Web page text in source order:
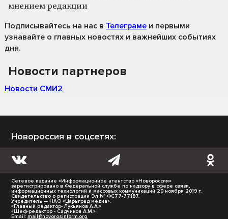
мнением редакции
Подписывайтесь на нас в Телеграме и первыми
узнавайте о главных новостях и важнейших событиях
дня.
Новости партнеров
Новости СМИ2
Новороссия в соцсетях:
Сетевое издание «Информационное агентство «Новороссия»
зарегистрировано в Федеральной службе по надзору в сфере связи,
информационных технологий и массовых коммуникаций 20 ноября 2019 г.
Свидетельство о регистрации Эл № ФС77-77187.
Учредитель — НАО «Царьград медиа».
«Главный редактор- Лукьянов А.А.»
«Шеф-редактор - Садчиков А.М.»
Email: mail@novorosinform.org